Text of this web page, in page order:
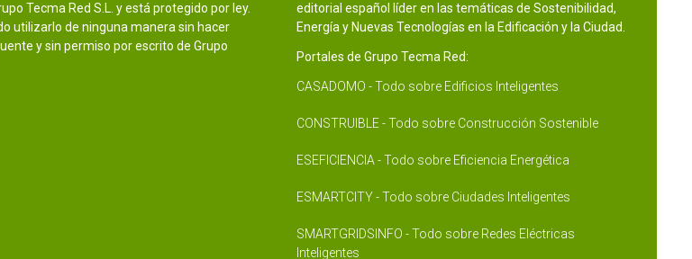
Tecma Red S.L. y está protegido por ley.
utilizarlo de ninguna manera sin hacer
y sin permiso por escrito de Grupo
editorial español líder en las temáticas de Sostenibilidad,
Energía y Nuevas Tecnologías en la Edificación y la Ciudad.
Portales de Grupo Tecma Red:
CASADOMO - Todo sobre Edificios Inteligentes
CONSTRUIBLE - Todo sobre Construcción Sostenible
ESEFICIENCIA - Todo sobre Eficiencia Energética
ESMARTCITY - Todo sobre Ciudades Inteligentes
SMARTGRIDSINFO - Todo sobre Redes Eléctricas
Inteligentes